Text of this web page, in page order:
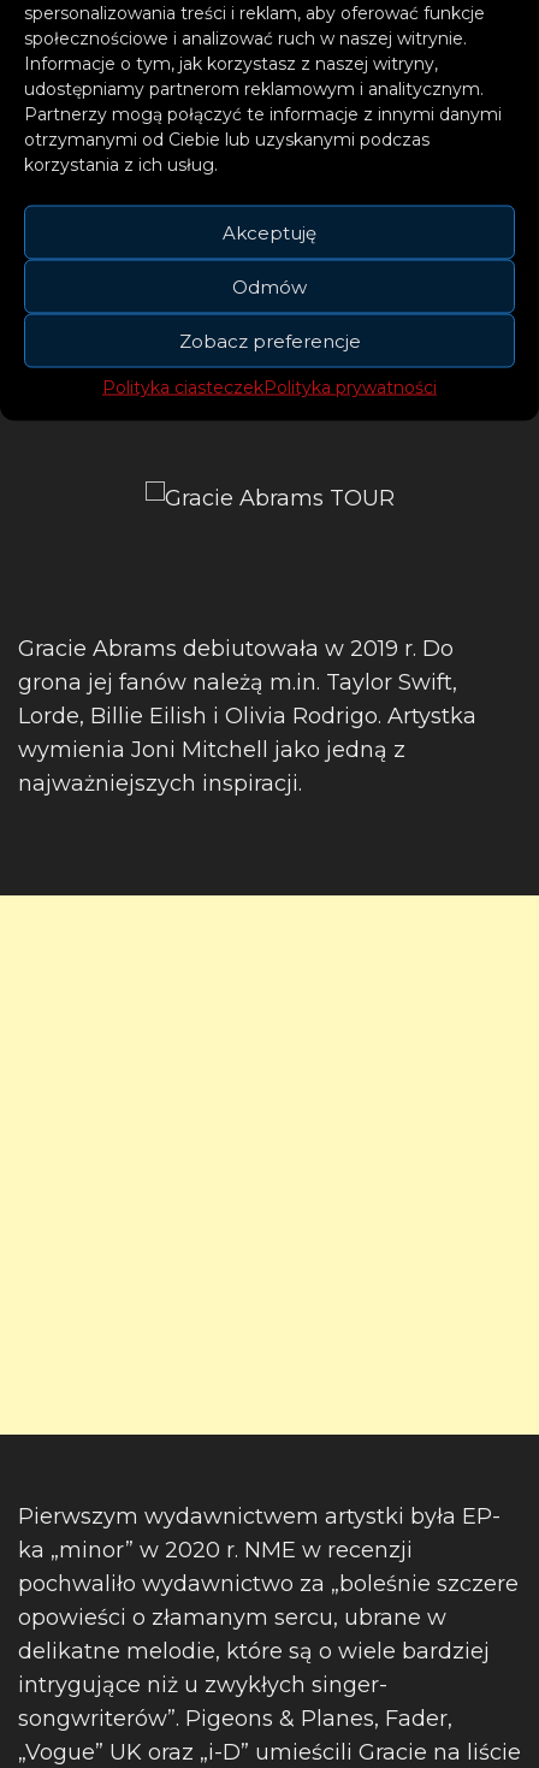
spersonalizowania treści i reklam, aby oferować funkcje
społecznościowe i analizować ruch w naszej witrynie.
Informacje o tym, jak korzystasz z naszej witryny,
udostępniamy partnerom reklamowym i analitycznym.
Partnerzy mogą połączyć te informacje z innymi danymi
otrzymanymi od Ciebie lub uzyskanymi podczas
korzystania z ich usług.
Akceptuję
Odmów
Zobacz preferencje
Polityka ciasteczekPolityka prywatności
Po premierze „The Secret Of Us” Gracie ruszy
w trasę koncertową. Póki co poznaliśmy
harmonogram jej występów w Ameryce
Północnej, które w całości zostały
wyprzedane.
Gracie Abrams debiutowała w 2019 r. Do
grona jej fanów należą m.in. Taylor Swift,
Lorde, Billie Eilish i Olivia Rodrigo. Artystka
wymienia Joni Mitchell jako jedną z
najważniejszych inspiracji.
Pierwszym wydawnictwem artystki była EP-
ka „minor” w 2020 r. NME w recenzji
pochwaliło wydawnictwo za „boleśnie szczere
opowieści o złamanym sercu, ubrane w
delikatne melodie, które są o wiele bardziej
intrygujące niż u zwykłych singer-
songwriterów”. Pigeons & Planes, Fader,
„Vogue” UK oraz „i-D” umieścili Gracie na liście